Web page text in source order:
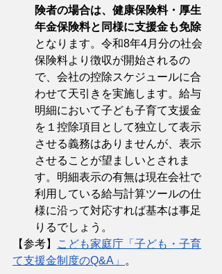
険者の場合は、健康保険料・厚生
年金保険料と同様に支援金も免除
となります。令和8年4月分の社会
保険料より徴収が開始されるの
で、会社の控除スケジュールに合
わせて天引きを実施します。給与
明細において子ども子育て支援金
を１控除項目として独立して表示
させる義務はありませんが、表示
させることが望ましいとされま
す。明細表示の有無は現在会社で
利用している給与計算ツールの仕
様に沿って対応すれば基本は事足
りるでしょう。
【参考】
こども家庭庁「子ども・子育
て支援金制度のQ&A」
。